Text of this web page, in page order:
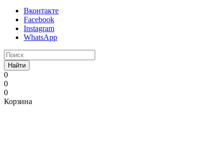
Вконтакте
Facebook
Instagram
WhatsApp
Найти
0
0
0
Корзина